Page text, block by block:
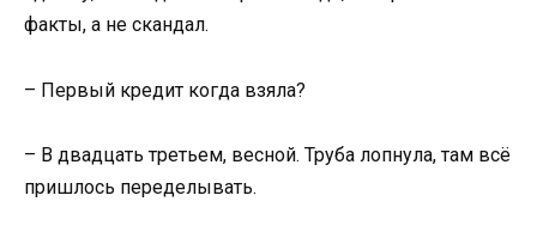
факты, а не скандал.
– Первый кредит когда взяла?
– В двадцать третьем, весной. Труба лопнула, там всё
пришлось переделывать.